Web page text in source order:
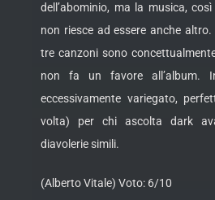
dell’abominio, ma la musica,
non riesce ad essere anche
tre canzoni sono
non fa un favore all’album.
eccessivamente variegato,
volta) per chi ascolta dark
diavolerie simili.
(Alberto Vitale) Voto: 6/10